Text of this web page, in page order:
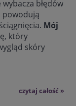
błędów
powodują
Mój
który
skóry
czytaj całość »